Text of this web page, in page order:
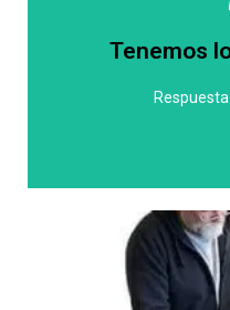
Tenemos
variedad de silla de
características. Sin